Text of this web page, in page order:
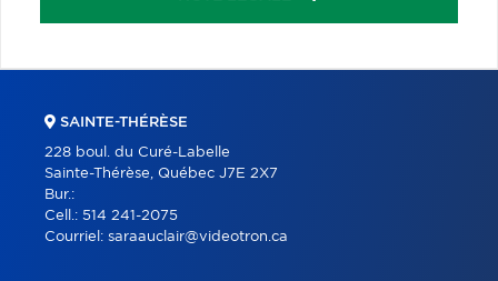
SAINTE-THÉRÈSE
228 boul. du Curé-Labelle
Sainte-Thérèse, Québec J7E 2X7
Bur.:
Cell.: 514 241-2075
Courriel: saraauclair@videotron.ca